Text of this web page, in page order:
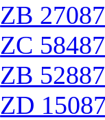
ZB 27087
ZC 58487
ZB 52887
ZD